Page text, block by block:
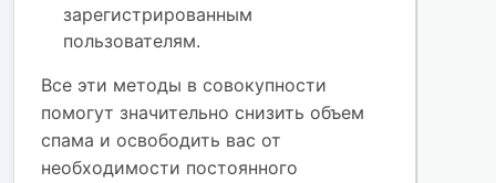
зарегистрированным
пользователям.
Все эти методы в совокупности
помогут значительно снизить объем
спама и освободить вас от
необходимости постоянного